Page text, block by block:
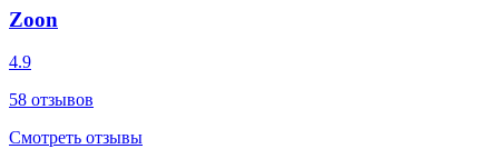
Zoon
4.9
58 отзывов
Смотреть отзывы